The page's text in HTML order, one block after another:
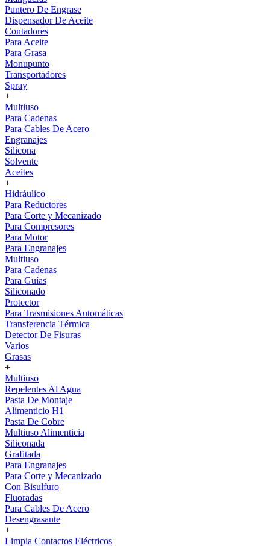
Puntero De Engrase
Dispensador De Aceite
Contadores
Para Aceite
Para Grasa
Monupunto
Transportadores
Spray
+
Multiuso
Para Cadenas
Para Cables De Acero
Engranajes
Silicona
Solvente
Aceites
+
Hidráulico
Para Reductores
Para Corte y Mecanizado
Para Compresores
Para Motor
Para Engranajes
Multiuso
Para Cadenas
Para Guías
Siliconado
Protector
Para Trasmisiones Automáticas
Transferencia Térmica
Detector De Fisuras
Varios
Grasas
+
Multiuso
Repelentes Al Agua
Pasta De Montaje
Alimenticio H1
Pasta De Cobre
Multiuso Alimenticia
Siliconada
Grafitada
Para Engranajes
Para Corte y Mecanizado
Con Bisulfuro
Fluoradas
Para Cables De Acero
Desengrasante
+
Limpia Contactos Eléctricos